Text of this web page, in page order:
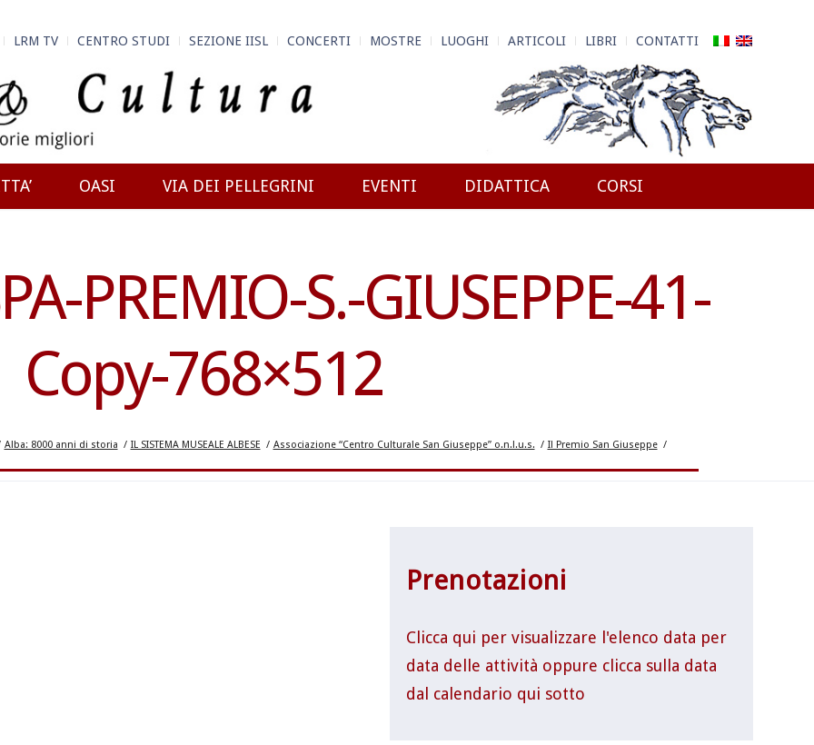
LRM TV CENTRO STUDI SEZIONE IISL CONCERTI MOSTRE LUOGHI ARTICOLI LIBRI CONTATTI
OASI VIA DEI PELLEGRINI EVENTI DIDATTICA CORSI
PREMIO-S.-GIUSEPPE-41-
Copy-768×512
Alba: 8000 anni di storia / IL SISTEMA MUSEALE ALBESE / Associazione “Centro Culturale San Giuseppe” o.n.l.u.s. / Il Premio San Giuseppe /
Prenotazioni
Clicca qui per visualizzare l'elenco data per
data delle attività oppure clicca sulla data
dal calendario qui sotto